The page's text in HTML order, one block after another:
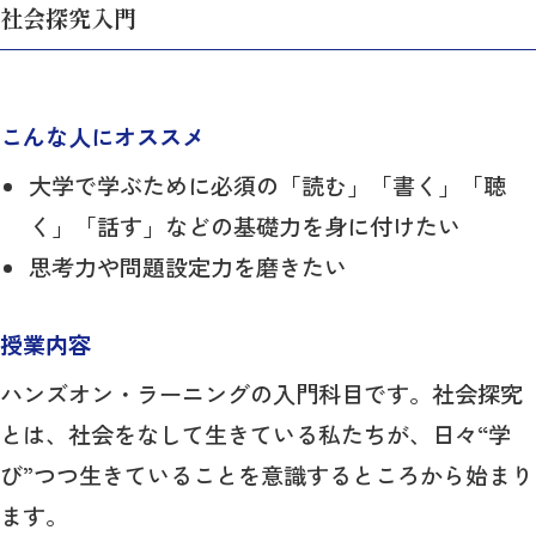
社会探究入門
こんな人にオススメ
大学で学ぶために必須の「読む」「書く」「聴
く」「話す」などの基礎力を身に付けたい
思考力や問題設定力を磨きたい
授業内容
ハンズオン・ラーニングの入門科目です。社会探究
とは、社会をなして生きている私たちが、日々“学
び”つつ生きていることを意識するところから始まり
ます。